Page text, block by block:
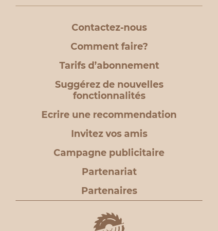
Contactez-nous
Comment faire?
Tarifs d’abonnement
Suggérez de nouvelles
fonctionnalités
Ecrire une recommendation
Invitez vos amis
Campagne publicitaire
Partenariat
Partenaires